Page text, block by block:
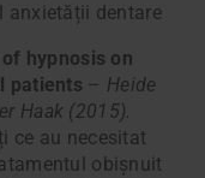
anxietății dentare
hypnosis on
patients – Heide
Haak (2015).
ce au necesitat
obișnuit